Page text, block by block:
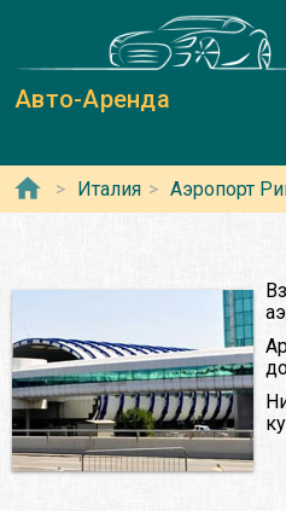
Авто-Аренда
Италия Аэропорт